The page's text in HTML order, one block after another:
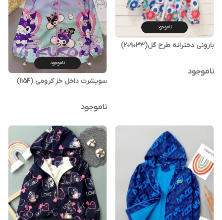
ناموجود
بارونی دخترانه طرح گل(209033)
ناموجود
ناموجود
سویشرت داخل خز کرومی (1154)
ناموجود